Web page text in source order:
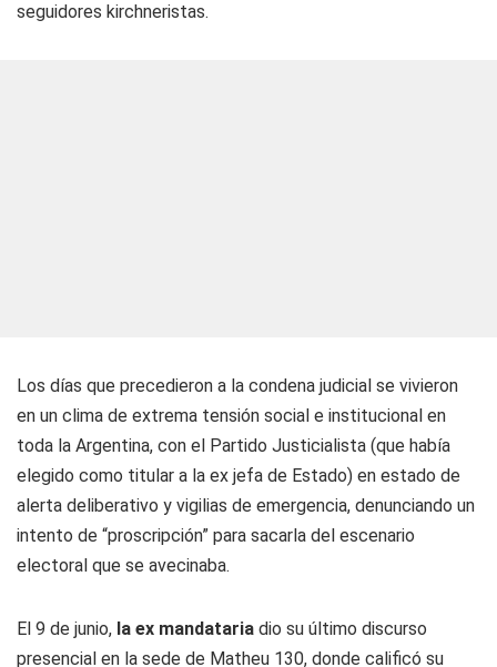
seguidores kirchneristas.
Los días que precedieron a la condena judicial se vivieron
en un clima de extrema tensión social e institucional en
toda la Argentina, con el Partido Justicialista (que había
elegido como titular a la ex jefa de Estado) en estado de
alerta deliberativo y vigilias de emergencia, denunciando un
intento de “proscripción” para sacarla del escenario
electoral que se avecinaba.
El 9 de junio, la ex mandataria dio su último discurso
presencial en la sede de Matheu 130, donde calificó su